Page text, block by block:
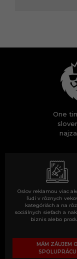
One
Oslov reklamou viac
ľudí v rôznych
kategóriách a na
sociálnych sieťach a
biznis alebo
MÁM ZÁUJEM O
SPOLUPRÁCU